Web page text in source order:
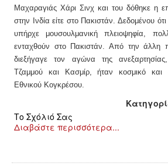
ΚΙΝΉΜΑΤΑ
ΙΣΤΟΡΊΑ /
ΙΣΤΟΡΊΑ
ΘΕΩΡΊΑ
Μαχαραγιάς Χάρι Σινχ και του δόθηκε η
στην Ινδία είτε στο Πακιστάν. Δεδομένου
υπήρχε μουσουλμανική πλειοψηφία,
ενταχθούν στο Πακιστάν. Από την άλλη
διεξήγαγε τον αγώνα της
Τζαμμού και Κασμίρ, ήταν κοσμικό και
Εθνικού Κογκρέσου.
Το Σχόλιό Σας
Διαβάστε περισσότερα...